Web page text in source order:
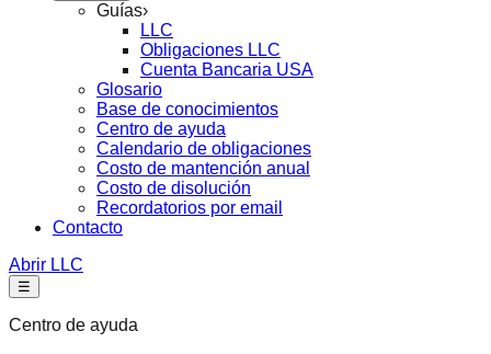
Guías›
LLC
Obligaciones LLC
Cuenta Bancaria USA
Glosario
Base de conocimientos
Centro de ayuda
Calendario de obligaciones
Costo de mantención anual
Costo de disolución
Recordatorios por email
Contacto
Abrir LLC
☰
Centro de ayuda